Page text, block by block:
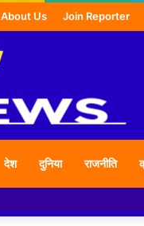
About Us Join Reporter
देश दुनिया राजनीति